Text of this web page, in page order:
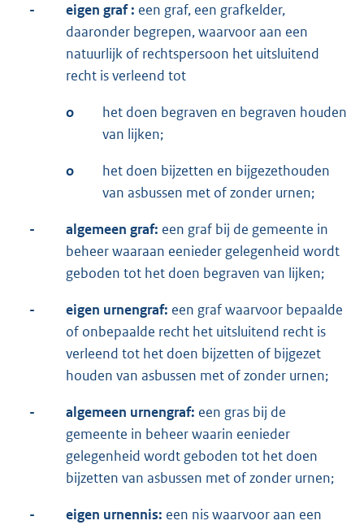
- eigen graf : een graf, een grafkelder,
daaronder begrepen, waarvoor aan een
natuurlijk of rechtspersoon het uitsluitend
recht is verleend tot
o
het doen begraven en begraven houden
van lijken;
o
het doen bijzetten en bijgezethouden
van asbussen met of zonder urnen;
- algemeen graf: een graf bij de gemeente in
beheer waaraan eenieder gelegenheid wordt
geboden tot het doen begraven van lijken;
- eigen urnengraf: een graf waarvoor bepaalde
of onbepaalde recht het uitsluitend recht is
verleend tot het doen bijzetten of bijgezet
houden van asbussen met of zonder urnen;
- algemeen urnengraf: een gras bij de
gemeente in beheer waarin eenieder
gelegenheid wordt geboden tot het doen
bijzetten van asbussen met of zonder urnen;
- eigen urnennis: een nis waarvoor aan een